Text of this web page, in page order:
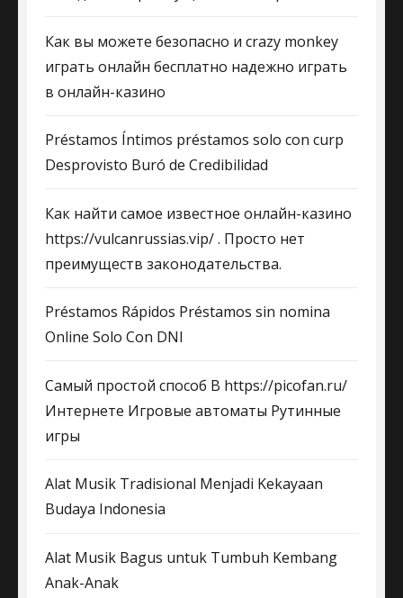
Как вы можете безопасно и crazy monkey
играть онлайн бесплатно надежно играть
в онлайн-казино
Préstamos Íntimos préstamos solo con curp
Desprovisto Buró de Credibilidad
Как найти самое известное онлайн-казино
https://vulcanrussias.vip/ . Просто нет
преимуществ законодательства.
Préstamos Rápidos Préstamos sin nomina
Online Solo Con DNI
Самый простой способ В https://picofan.ru/
Интернете Игровые автоматы Рутинные
игры
Alat Musik Tradisional Menjadi Kekayaan
Budaya Indonesia
Alat Musik Bagus untuk Tumbuh Kembang
Anak-Anak